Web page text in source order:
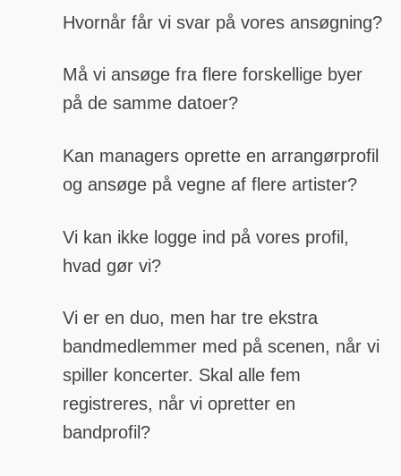
Hvornår får vi svar på vores ansøgning?
Må vi ansøge fra flere forskellige byer
på de samme datoer?
Kan managers oprette en arrangørprofil
og ansøge på vegne af flere artister?
Vi kan ikke logge ind på vores profil,
hvad gør vi?
Vi er en duo, men har tre ekstra
bandmedlemmer med på scenen, når vi
spiller koncerter. Skal alle fem
registreres, når vi opretter en
bandprofil?